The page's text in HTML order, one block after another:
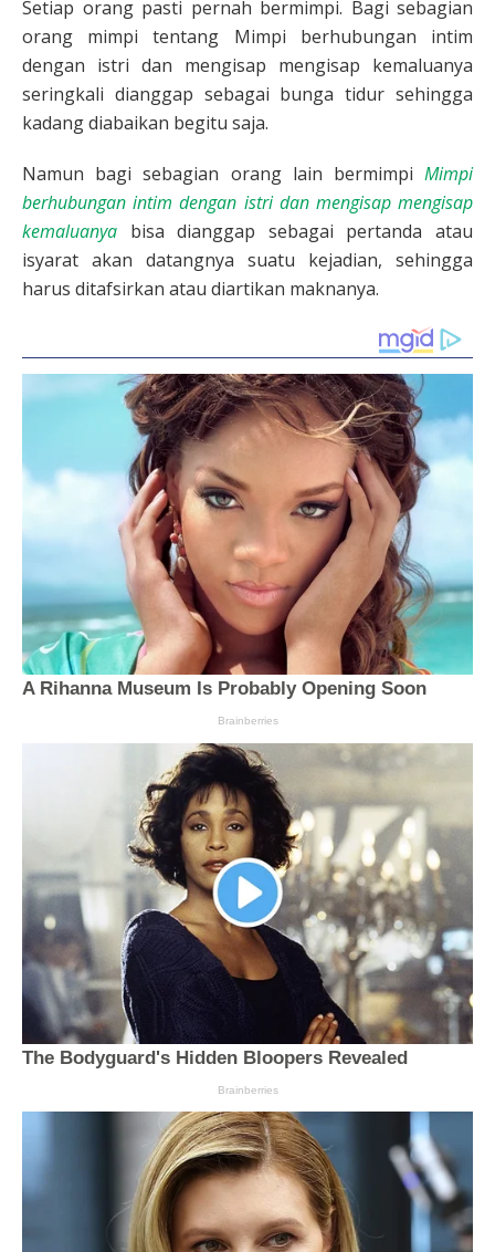
Setiap orang pasti pernah bermimpi. Bagi sebagian
orang mimpi tentang Mimpi berhubungan intim
dengan istri dan mengisap mengisap kemaluanya
seringkali dianggap sebagai bunga tidur sehingga
kadang diabaikan begitu saja.
Namun bagi sebagian orang lain bermimpi Mimpi
berhubungan intim dengan istri dan mengisap mengisap
kemaluanya bisa dianggap sebagai pertanda atau
isyarat akan datangnya suatu kejadian, sehingga
harus ditafsirkan atau diartikan maknanya.